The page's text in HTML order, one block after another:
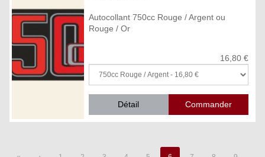
Autocollant 750cc Rouge / Argent ou
Rouge / Or
16,80 €
Détail